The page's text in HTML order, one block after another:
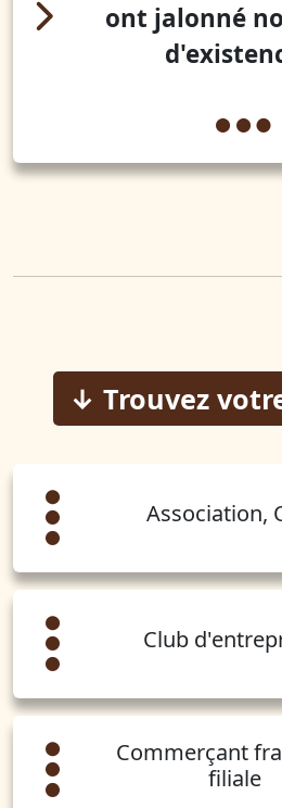
ont jalonné
↓ Trouvez
Association,
Club
Commerçant
filiale